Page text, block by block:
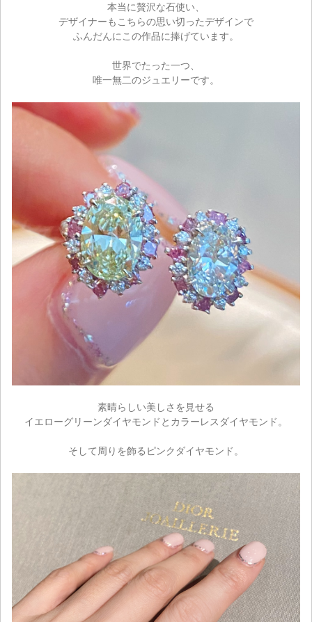
本当に贅沢な石使い、
デザイナーもこちらの思い切ったデザインで
ふんだんにこの作品に捧げています。
世界でたった一つ、
唯一無二のジュエリーです。
素晴らしい美しさを見せる
イエローグリーンダイヤモンドとカラーレスダイヤモンド。
そして周りを飾るピンクダイヤモンド。
ご注文手続き
カートを見る
お買い物を続ける